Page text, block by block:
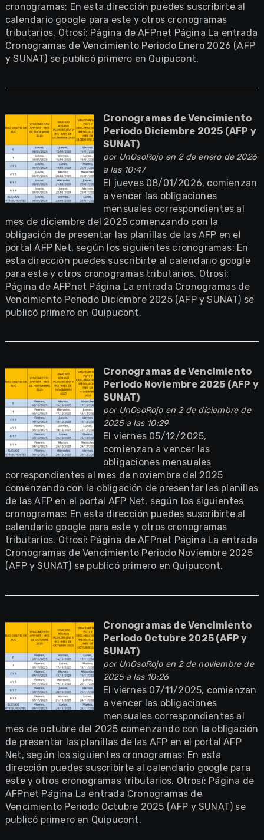
cronogramas: En esta dirección puedes suscribirte al
calendario google para este y otros cronogramas
tributarios. Otrosí: Página de AFPnet Página La entrada
Cronogramas de Vencimiento Periodo Enero 2026 (AFP
y SUNAT) se publicó primero en Quipucont.
Cronogramas de Vencimiento
Periodo Diciembre 2025 (AFP y
SUNAT)
por UnOsoRojoen 2 de enero de 2026
a las 10:47
El jueves 08/01/2026, comienzan
a vencer las obligaciones
mensuales correspondientes al
mes de diciembre del 2025 comenzando con la
obligación de presentar las planillas de las AFP en el
portal AFP Net, según los siguientes cronogramas: En
esta dirección puedes suscribirte al calendario google
para este y otros cronogramas tributarios. Otrosí:
Página de AFPnet Página La entrada Cronogramas de
Vencimiento Periodo Diciembre 2025 (AFP y SUNAT) se
publicó primero en Quipucont.
Cronogramas de Vencimiento
Periodo Noviembre 2025 (AFP y
SUNAT)
por UnOsoRojoen 2 de diciembre de
2025 a las 10:29
El viernes 05/12/2025,
comienzan a vencer las
obligaciones mensuales
correspondientes al mes de noviembre del 2025
comenzando con la obligación de presentar las planillas
de las AFP en el portal AFP Net, según los siguientes
cronogramas: En esta dirección puedes suscribirte al
calendario google para este y otros cronogramas
tributarios. Otrosí: Página de AFPnet Página La entrada
Cronogramas de Vencimiento Periodo Noviembre 2025
(AFP y SUNAT) se publicó primero en Quipucont.
Cronogramas de Vencimiento
Periodo Octubre 2025 (AFP y
SUNAT)
por UnOsoRojoen 2 de noviembre de
2025 a las 10:26
El viernes 07/11/2025, comienzan
a vencer las obligaciones
mensuales correspondientes al
mes de octubre del 2025 comenzando con la obligación
de presentar las planillas de las AFP en el portal AFP
Net, según los siguientes cronogramas: En esta
dirección puedes suscribirte al calendario google para
este y otros cronogramas tributarios. Otrosí: Página de
AFPnet Página La entrada Cronogramas de
Vencimiento Periodo Octubre 2025 (AFP y SUNAT) se
publicó primero en Quipucont.